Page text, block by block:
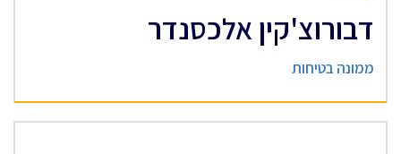
דבורוצ'קין אלכסנדר
ממונה בטיחות